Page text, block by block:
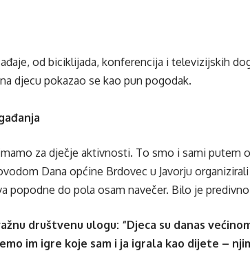
od biciklijada, konferencija i televizijskih
djecu pokazao se kao pun pogodak.
za dječje aktivnosti. To smo i sami putem
Dana općine Brdovec u Javorju
popodne do pola osam navečer. Bilo je
društvenu ulogu: “Djeca su danas
im igre koje sam i ja igrala kao dijete –